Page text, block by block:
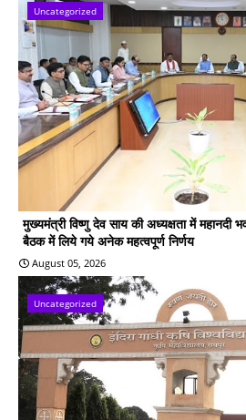
Uncategorized
मुख्यमंत्री विष्णु देव साय की अध्यक्षता में
बैठक में लिये गये अनेक महत्वपूर्ण निर्णय
August 05, 2026
Uncategorized